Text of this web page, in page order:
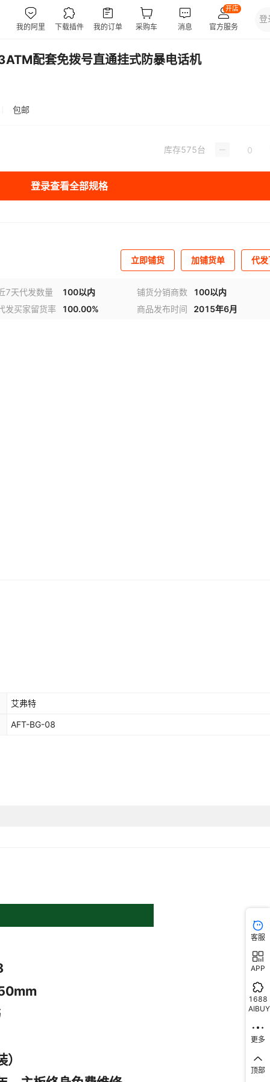
配套免拨号直通挂式防暴电话机
包邮
库存575台
登录查看全部规格
立即铺货 加铺货单 代
7天代发数量 100以内 铺货分销商数
100以内
发买家留货率
100.00% 商品发布时间 2015年6月
艾弗特
AFT-BG-08
客服
APP
1688
AIBUY
更多
顶部